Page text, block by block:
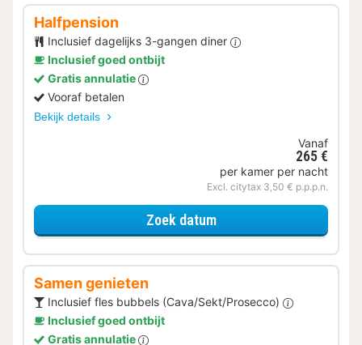
Halfpension
Inclusief dagelijks 3-gangen diner
Inclusief goed ontbijt
Gratis annulatie
Vooraf betalen
Bekijk details
Vanaf
265 €
per kamer per nacht
Excl. citytax 3,50 € p.p.p.n.
Zoek datumvoor Halfpension
Samen genieten
Inclusief fles bubbels (Cava/Sekt/Prosecco)
Inclusief goed ontbijt
Gratis annulatie